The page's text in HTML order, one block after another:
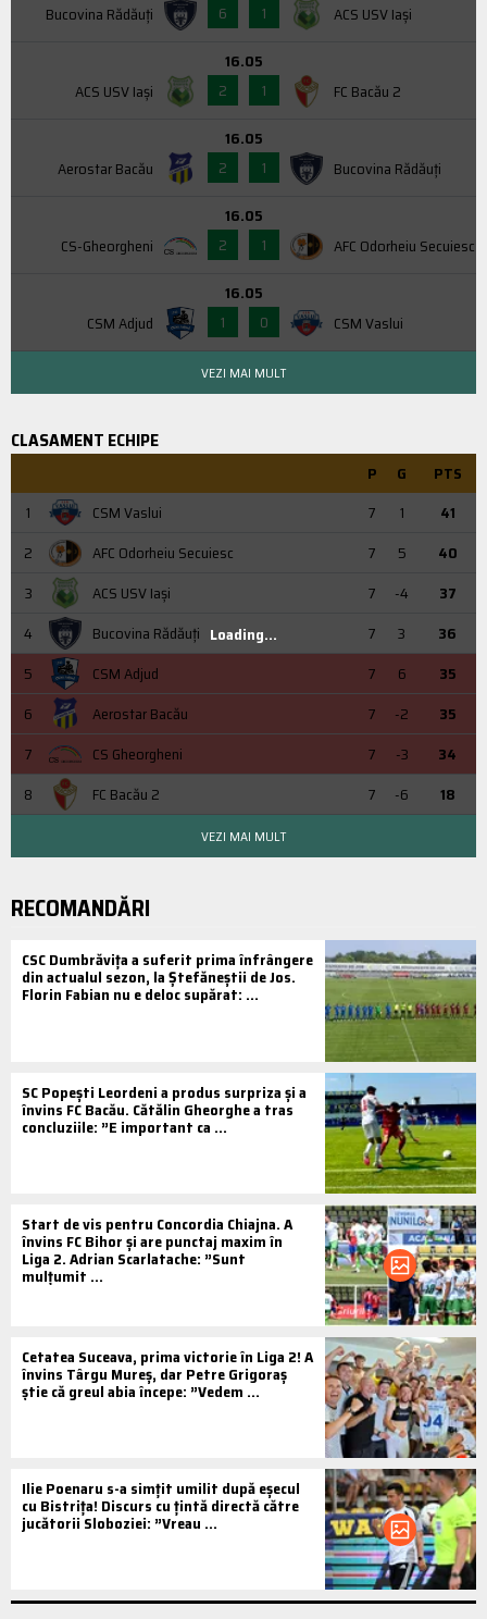
Bucovina Rădăuți
6
1 ACS USV Iaşi
ACS USV Iaşi
16.05
2
1 FC Bacău 2
Aerostar Bacău
16.05
2
1 Bucovina Rădăuți
CS-Gheorgheni
16.05
2
1 AFC Odorheiu Secuiesc
CSM Adjud
16.05
1
0 CSM Vaslui
VEZI MAI MULT
CLASAMENT ECHIPE
P G
PTS
1
CSM Vaslui 7 1
41
2
AFC Odorheiu Secuiesc 7 5
40
3
ACS USV Iaşi 7 -4
37
4
Bucovina Rădăuți 7 3
36
5
CSM Adjud 7 6
35
6
Aerostar Bacău 7 -2
35
7
CS Gheorgheni 7 -3
34
8
FC Bacău 2 7 -6 18
Loading...
VEZI MAI MULT
RECOMANDĂRI
CSC Dumbrăvița a suferit prima înfrângere
din actualul sezon, la Ștefăneștii de Jos.
Florin Fabian nu e deloc supărat: ...
SC Popești Leordeni a produs surpriza și a
învins FC Bacău. Cătălin Gheorghe a tras
concluziile: ”E important ca ...
Start de vis pentru Concordia Chiajna. A
învins FC Bihor și are punctaj maxim în
Liga 2. Adrian Scarlatache: ”Sunt
mulțumit ...
Cetatea Suceava, prima victorie în Liga 2! A
învins Târgu Mureș, dar Petre Grigoraș
știe că greul abia începe: ”Vedem ...
Ilie Poenaru s-a simțit umilit după eșecul
cu Bistrița! Discurs cu țintă directă către
jucătorii Sloboziei: ”Vreau ...